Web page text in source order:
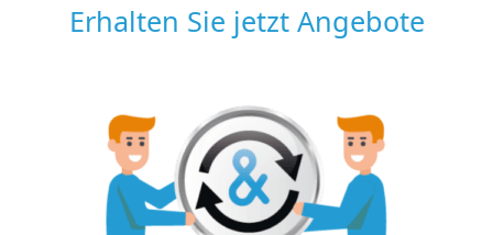
Erhalten Sie jetzt Angebote